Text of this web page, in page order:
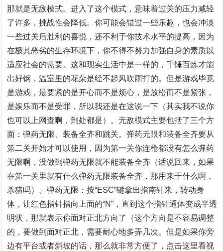
那就是无敌模式。进入了这个模式，意味着过关的压力减轻
了许多，挑战性会降低。你可能会错过一些乐趣，也会冲淡
一些过关后胜利的喜悦，还不利于你技术水平的提高，因为
在极其恶劣的生存环境下，你不得不努力加强自身的素质以
适应社会的需要。这和现实生活中是一样的，千锤百炼才能
出好钢，温室里的花朵是经不起风吹雨打的。但是游戏毕竟
是游戏，最要紧的是开心而不是烦心，是放松而不是紧张，
是娱乐而不是受罪，所以我还是在这说一下（其实我不说你
也可以上网查啊，到处都是）。无敌模式主要包括了三个方
面：弹药无限、装备全齐和跳关。弹药无限和装备全齐要从
第二关开始才可以使用，因为第一关你连枪都没有怎么弹药
无限啊，没做到弹药无限就不能装备全齐（话说回来，如果
在第一关里就有什么弹药无限装备全齐，那用来干什么啊，
杀猪吗）。弹药无限：按“ESC”键拿出指南针来，转动身
体，让红色指针指向上面的“N”，直到这个指针通体变成半透
明状，那就表示你面对正北方向了（这个方向是不容易调整
的，要做到面对正北，需要耐心地多弄几次。但是如果你旁
边有平台或者斜坡的话，那么就非常方便了，点击这里看视